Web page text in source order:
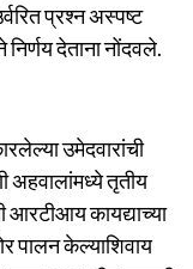
प्रश्न अस्पष्ट
देताना नोंदवले.
उमेदवारांची
अहवालांमध्ये तृतीय
आरटीआय कायद्याच्या
पालन केल्याशिवाय